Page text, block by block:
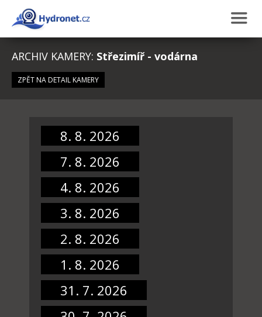
ARCHIV KAMERY: Střezimíř - vodárna
ZPĚT NA DETAIL KAMERY
8. 8. 2026
7. 8. 2026
4. 8. 2026
3. 8. 2026
2. 8. 2026
1. 8. 2026
31. 7. 2026